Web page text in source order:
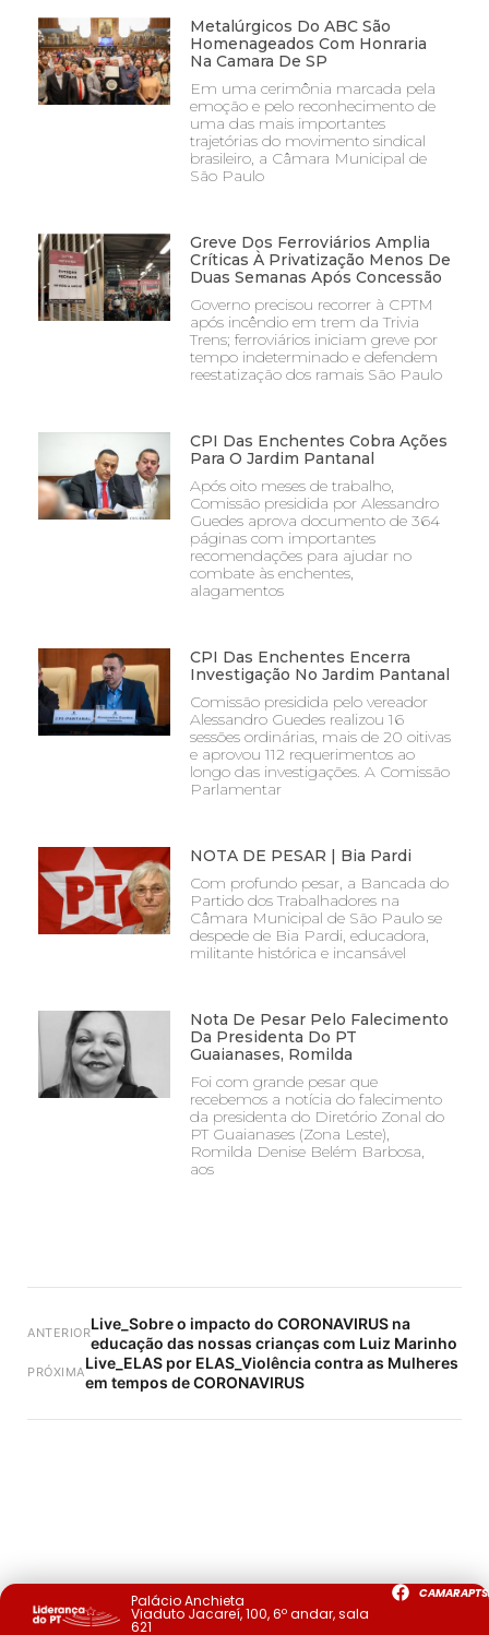
Metalúrgicos Do ABC São
Homenageados Com Honraria
Na Camara De SP
Em uma cerimônia marcada pela
emoção e pelo reconhecimento de
uma das mais importantes
trajetórias do movimento sindical
brasileiro, a Câmara Municipal de
São Paulo
Greve Dos Ferroviários Amplia
Críticas À Privatização Menos De
Duas Semanas Após Concessão
Governo precisou recorrer à CPTM
após incêndio em trem da Trivia
Trens; ferroviários iniciam greve por
tempo indeterminado e defendem
reestatização dos ramais São Paulo
CPI Das Enchentes Cobra Ações
Para O Jardim Pantanal
Após oito meses de trabalho,
Comissão presidida por Alessandro
Guedes aprova documento de 364
páginas com importantes
recomendações para ajudar no
combate às enchentes,
alagamentos
CPI Das Enchentes Encerra
Investigação No Jardim Pantanal
Comissão presidida pelo vereador
Alessandro Guedes realizou 16
sessões ordinárias, mais de 20 oitivas
e aprovou 112 requerimentos ao
longo das investigações. A Comissão
Parlamentar
NOTA DE PESAR | Bia Pardi
Com profundo pesar, a Bancada do
Partido dos Trabalhadores na
Câmara Municipal de São Paulo se
despede de Bia Pardi, educadora,
militante histórica e incansável
Nota De Pesar Pelo Falecimento
Da Presidenta Do PT
Guaianases, Romilda
Foi com grande pesar que
recebemos a notícia do falecimento
da presidenta do Diretório Zonal do
PT Guaianases (Zona Leste),
Romilda Denise Belém Barbosa,
aos
ANTERIORLive_Sobre o impacto do CORONAVIRUS na
educação das nossas crianças com Luiz Marinho
PRÓXIMALive_ELAS por ELAS_Violência contra as Mulheres
em tempos de CORONAVIRUS
Palácio Anchieta
Viaduto Jacareí, 100, 6º andar, sala
621